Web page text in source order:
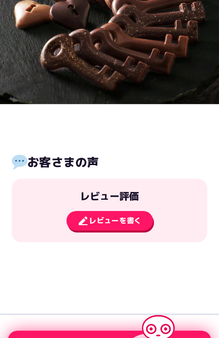
お客さまの声
レビュー評価
レビューを書く